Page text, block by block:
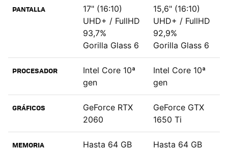
PANTALLA
17" (16:10)
UHD+ / FullHD
93,7%
Gorilla Glass 6
15,6" (16:10)
UHD+ / FullHD
92,9%
Gorilla Glass 6
PROCESADOR
Intel Core 10ª
gen
Intel Core 10ª
gen
GRÁFICOS
GeForce RTX
2060
GeForce GTX
1650 Ti
MEMORIA Hasta 64 GB Hasta 64 GB